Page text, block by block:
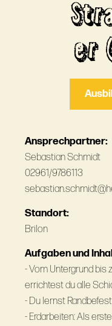
er
Ansprechpartner:
Sebastian Schmidt
02961/9786113
Standort:
Brilon
Aufgaben und
- Vom Untergrund bis
errichtest du alle
- Du lernst
- Erdarbeiten: Als